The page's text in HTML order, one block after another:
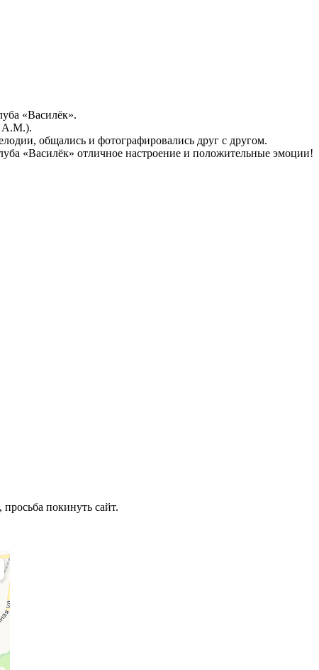
«Василёк».
А.М.).
общались и фотографировались друг с другом.
«Василёк» отличное настроение и положительные эмоции!
покинуть сайт.